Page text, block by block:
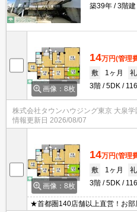
築39年
3階建
画像：8枚
14万円(管理
敷
1ヶ月 礼
3階
5DK
株式会社タウンハウジング東京 大泉学
情報更新日 2026/08/07
画像：8枚
14万円(管理
敷
1ヶ月 礼
3階
5DK
★首都圏140店舗以上直営！お部